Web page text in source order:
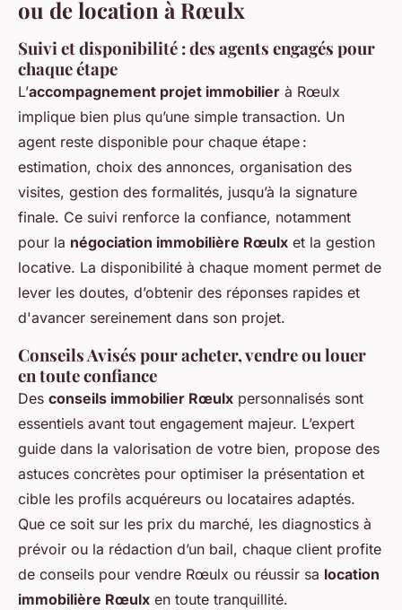
ou de location à Rœulx
Suivi et disponibilité : des agents engagés pour
chaque étape
L’accompagnement projet immobilier à Rœulx
implique bien plus qu’une simple transaction. Un
agent reste disponible pour chaque étape :
estimation, choix des annonces, organisation des
visites, gestion des formalités, jusqu’à la signature
finale. Ce suivi renforce la confiance, notamment
pour la négociation immobilière Rœulx et la gestion
locative. La disponibilité à chaque moment permet de
lever les doutes, d’obtenir des réponses rapides et
d'avancer sereinement dans son projet.
Conseils Avisés pour acheter, vendre ou louer
en toute confiance
Des conseils immobilier Rœulx personnalisés sont
essentiels avant tout engagement majeur. L’expert
guide dans la valorisation de votre bien, propose des
astuces concrètes pour optimiser la présentation et
cible les profils acquéreurs ou locataires adaptés.
Que ce soit sur les prix du marché, les diagnostics à
prévoir ou la rédaction d’un bail, chaque client profite
de conseils pour vendre Rœulx ou réussir sa location
immobilière Rœulx en toute tranquillité.